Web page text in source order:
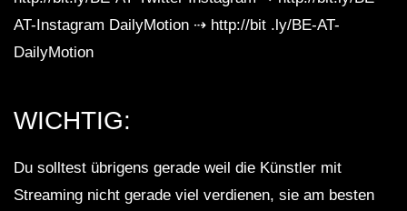
AT-Instagram DailyMotion ⇢ http://bit .ly/BE-AT-
DailyMotion
WICHTIG:
Du solltest übrigens gerade weil die Künstler mit
Streaming nicht gerade viel verdienen, sie am besten